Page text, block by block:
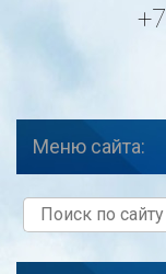
Меню сайта: